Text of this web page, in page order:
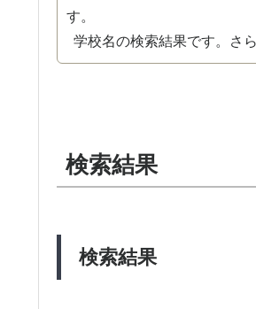
す。
学校名の検索結果です。さ
検索結果
検索結果